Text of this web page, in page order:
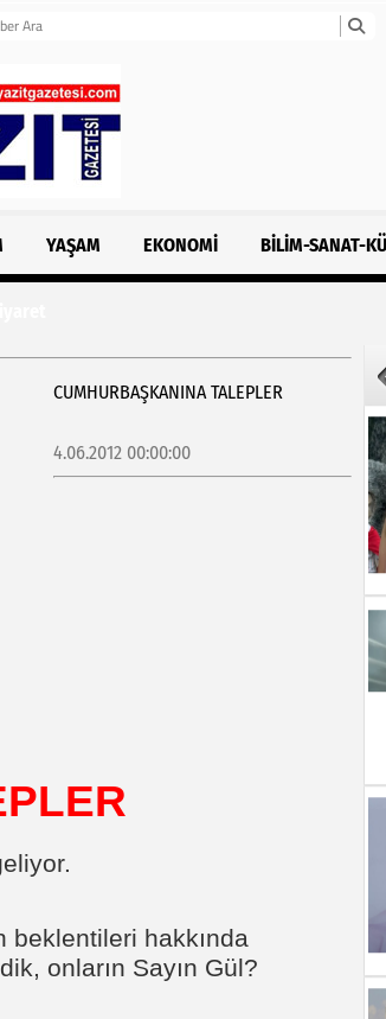
YAŞAM EKONOMI BILIM-SANAT-
CUMHURBAŞKANINA TALEPLER
4.06.2012 00:00:00
beklentileri hakkında
onların Sayın Gül?